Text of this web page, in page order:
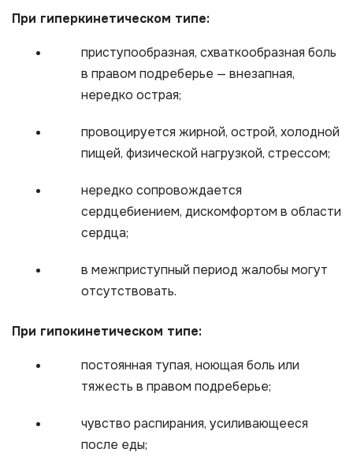
При гиперкинетическом типе:
приступообразная, схваткообразная боль
в правом подреберье — внезапная,
нередко острая;
провоцируется жирной, острой, холодной
пищей, физической нагрузкой, стрессом;
нередко сопровождается
сердцебиением, дискомфортом в области
сердца;
в межприступный период жалобы могут
отсутствовать.
При гипокинетическом типе:
постоянная тупая, ноющая боль или
тяжесть в правом подреберье;
чувство распирания, усиливающееся
после еды;